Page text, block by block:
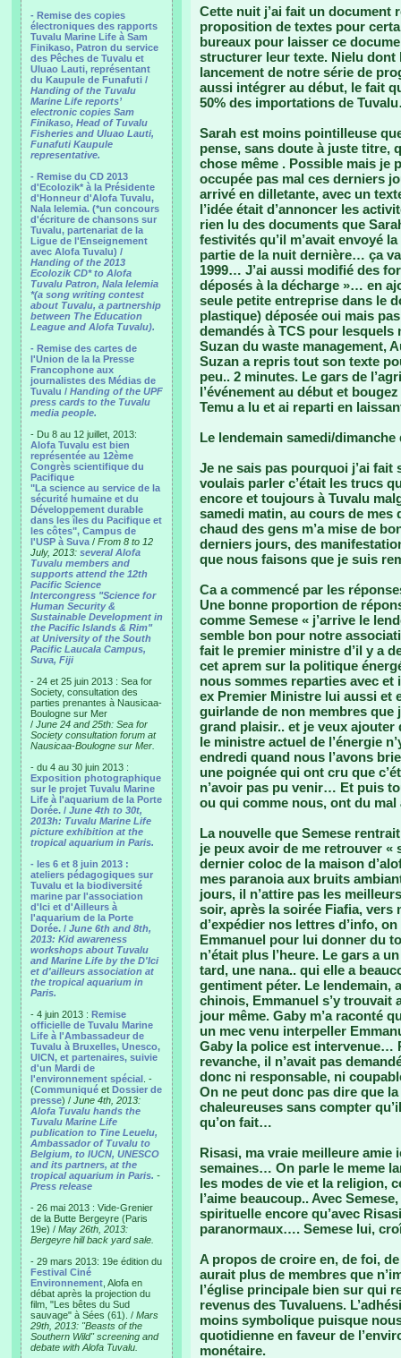
- Remise des copies
électroniques des rapports
Tuvalu Marine Life à Sam
Finikaso, Patron du service
des Pêches de Tuvalu et
Uluao Lauti, représentant
du Kaupule de Funafuti /
Handing of the Tuvalu
Marine Life reports’
electronic copies Sam
Finikaso, Head of Tuvalu
Fisheries and Uluao Lauti,
Funafuti Kaupule
representative.
- Remise du CD 2013
d'Ecolozik* à la Présidente
d'Honneur d'Alofa Tuvalu,
Nala Ielemia. (*un concours
d'écriture de chansons sur
Tuvalu, partenariat de la
Ligue de l'Enseignement
avec Alofa Tuvalu) /
Handing of the 2013
Ecolozik CD* to Alofa
Tuvalu Patron, Nala Ielemia
*(a song writing contest
about Tuvalu, a partnership
between The Education
League and Alofa Tuvalu).
- Remise des cartes de
l'Union de la la Presse
Francophone aux
journalistes des Médias de
Tuvalu / Handing of the UPF
press cards to the Tuvalu
media people.
- Du 8 au 12 juillet, 2013:
Alofa Tuvalu est bien
représentée au 12ème
Congrès scientifique du
Pacifique
"La science au service de la
sécurité humaine et du
Développement durable
dans les îles du Pacifique et
les côtes", Campus de
l'USP à Suva / From 8 to 12
July, 2013: several Alofa
Tuvalu members and
supports attend the 12th
Pacific Science
Intercongress "Science for
Human Security &
Sustainable Development in
the Pacific Islands & Rim"
at University of the South
Pacific Laucala Campus,
Suva, Fiji
- 24 et 25 juin 2013 : Sea for
Society, consultation des
parties prenantes à Nausicaa-
Boulogne sur Mer
/ June 24 and 25th: Sea for
Society consultation forum at
Nausicaa-Boulogne sur Mer.
- du 4 au 30 juin 2013 :
Exposition photographique
sur le projet Tuvalu Marine
Life à l'aquarium de la Porte
Dorée. / June 4th to 30t,
2013h: Tuvalu Marine Life
picture exhibition at the
tropical aquarium in Paris.
- les 6 et 8 juin 2013 :
ateliers pédagogiques sur
Tuvalu et la biodiversité
marine par l'association
d'Ici et d'Ailleurs à
l'aquarium de la Porte
Dorée. / June 6th and 8th,
2013: Kid awareness
workshops about Tuvalu
and Marine Life by the D'Ici
et d'ailleurs association at
the tropical aquarium in
Paris.
- 4 juin 2013 : Remise
officielle de Tuvalu Marine
Life à l'Ambassadeur de
Tuvalu à Bruxelles, Unesco,
UICN, et partenaires, suivie
d'un Mardi de
l'environnement spécial . -
(Communiqué et Dossier de
presse) / June 4th, 2013:
Alofa Tuvalu hands the
Tuvalu Marine Life
publication to Tine Leuelu,
Ambassador of Tuvalu to
Belgium, to IUCN, UNESCO
and its partners, at the
tropical aquarium in Paris. -
Press release
- 26 mai 2013 : Vide-Grenier
de la Butte Bergeyre (Paris
19e) / May 26th, 2013:
Bergeyre hill back yard sale.
- 29 mars 2013: 19e édition du
Festival Ciné
Environnement , Alofa en
débat après la projection du
film, "Les bêtes du Sud
sauvage" à Sées (61). / Mars
29th, 2013: "Beasts of the
Southern Wild" screening and
debate with Alofa Tuvalu.
Cette nuit j’ai fait un document
proposition de textes pour
bureaux pour laisser ce
structurer leur texte. Nielu dont
lancement de notre série de
aussi intégrer au début, le fait
50% des importations de
Sarah est moins pointilleuse
pense, sans doute à juste titre,
chose même . Possible mais je
occupée pas mal ces derniers
arrivé en dilletante, avec un
l’idée était d’annoncer les
rien lu des documents que
festivités qu’il m’avait envoyé
partie de la nuit dernière… ça
1999… J’ai aussi modifié des
déposés à la décharge »… en
seule petite entreprise dans le
plastique) déposée oui mais
demandés à TCS pour
Suzan du waste management,
Suzan a repris tout son texte
peu.. 2 minutes. Le gars de
l’événement au début et
Temu a lu et ai reparti en
Le lendemain samedi/
Je ne sais pas pourquoi j’ai
voulais parler c’était les trucs
encore et toujours à Tuvalu
samedi matin, au cours de mes
chaud des gens m’a mise de
derniers jours, des
que nous faisons que je suis
Ca a commencé par les
Une bonne proportion de
comme Semese « j’arrive le
semble bon pour notre
fait le premier ministre d’il y a
cet aprem sur la politique
nous sommes reparties avec
ex Premier Ministre lui aussi et
guirlande de non membres que
grand plaisir.. et je veux ajouter
le ministre actuel de l’énergie
endredi quand nous l’avons
une poignée qui ont cru que
n’avoir pas pu venir… Et puis
ou qui comme nous, ont du
La nouvelle que Semese
je peux avoir de me retrouver «
dernier coloc de la maison
mes paranoia aux bruits
jours, il n’attire pas les
soir, après la soirée Fiafia,
d’expédier nos lettres d’info,
Emmanuel pour lui donner du
n’était plus l’heure. Le gars a
tard, une nana.. qui elle a
gentiment péter. Le lendemain,
chinois, Emmanuel s’y trouvait
jour même. Gaby m’a raconté
un mec venu interpeller
Gaby la police est intervenue…
revanche, il n’avait pas
donc ni responsable, ni
On ne peut donc pas dire que
chaleureuses sans compter
qu’on fait…
Risasi, ma vraie meilleure amie
semaines… On parle le meme
les modes de vie et la religion,
l’aime beaucoup.. Avec
spirituelle encore qu’avec
paranormaux…. Semese lui,
A propos de croire en, de foi,
aurait plus de membres que
l’église principale bien sur qui
revenus des Tuvaluens.
moins symbolique puisque
quotidienne en faveur de
monétaire.